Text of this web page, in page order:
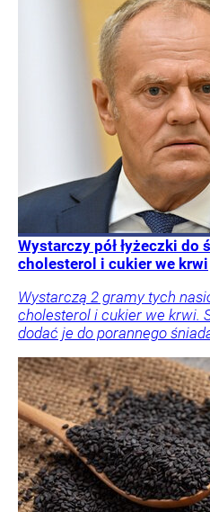
Wystarczy pół łyżeczki do
cholesterol i cukier we krwi
Wystarczą 2 gramy tych
cholesterol i cukier we krwi.
dodać je do porannego